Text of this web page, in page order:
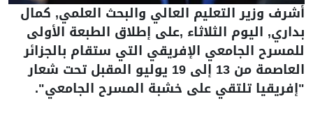
أشرف وزير التعليم العالي والبحث العلمي, كمال
بداري, اليوم الثلاثاء ,على إطلاق الطبعة الأولى
للمسرح الجامعي الإفريقي التي ستقام بالجزائر
العاصمة من 13 إلى 19 يوليو المقبل تحت شعار
"إفريقيا تلتقي على خشبة المسرح الجامعي".